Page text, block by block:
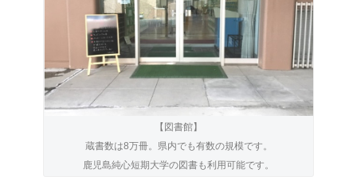
【図書館】
蔵書数は8万冊。県内でも有数の規模です。
鹿児島純心短期大学の図書も利用可能です。